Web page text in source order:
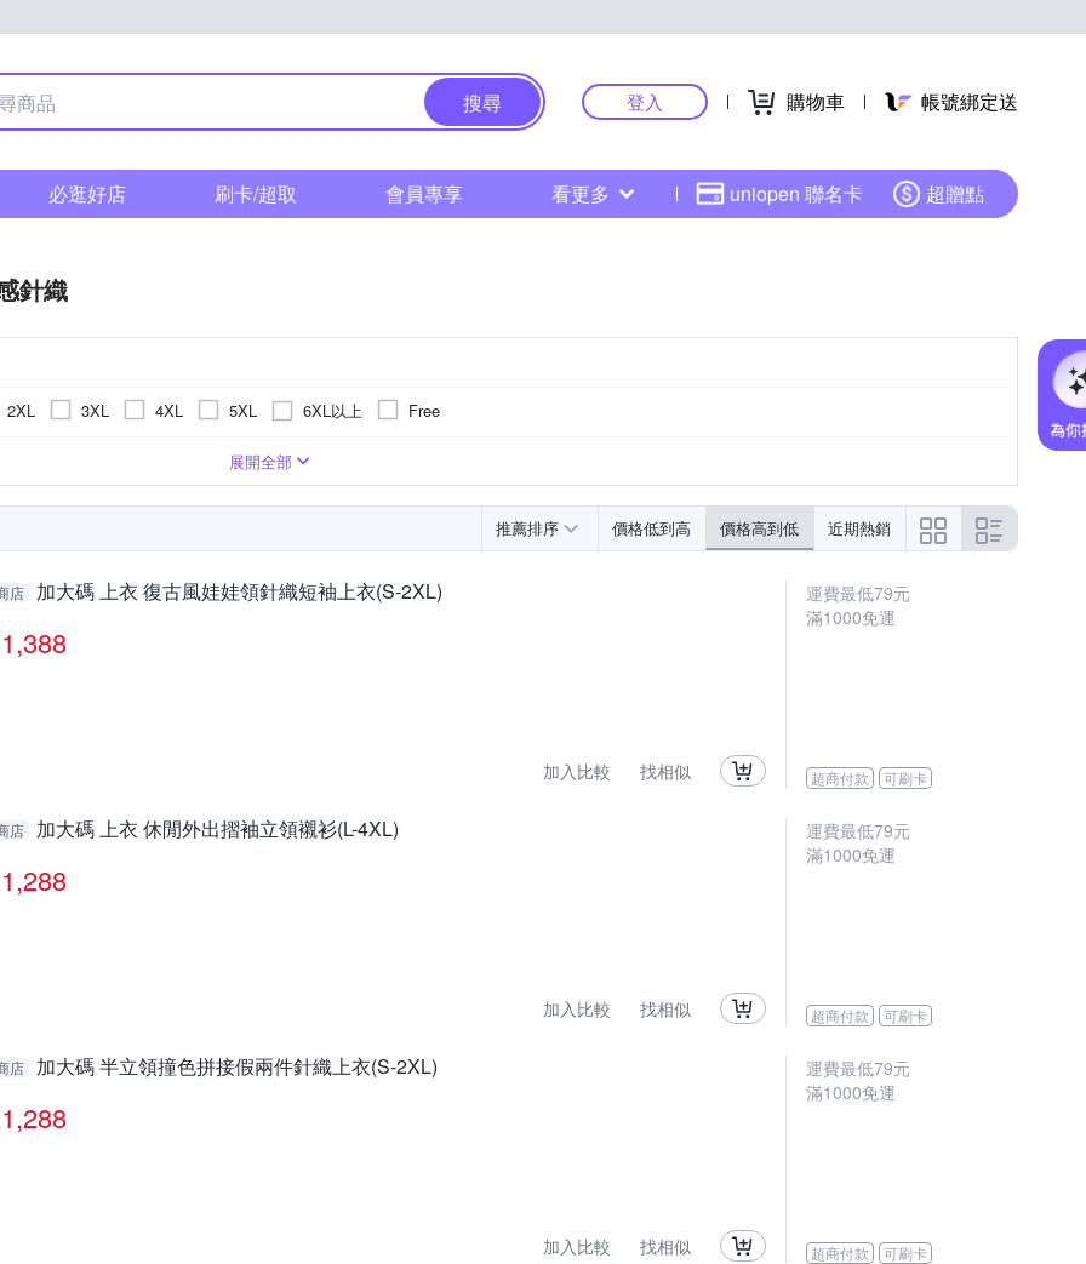
搜尋 登入 購物車 帳號綁定送
必逛好店 刷卡/超取 會員專享 看更多 uniopen 聯名卡 超贈點
針織
2XL 3XL 4XL 5XL 6XL以上
Free
文字
展開全部
推薦排序 價格低到高 價格高到低 近期熱銷
店 加大碼 上衣 復古風娃娃領針織短袖上衣(S-2XL)
1,388
加入比較 找相似
運費最低79元
滿1000免運
超商付款 可刷卡
店 加大碼 上衣 休閒外出摺袖立領襯衫(L-4XL)
1,288
加入比較 找相似
運費最低79元
滿1000免運
超商付款 可刷卡
店 加大碼 半立領撞色拼接假兩件針織上衣(S-2XL)
1,288
加入比較 找相似
運費最低79元
滿1000免運
超商付款 可刷卡